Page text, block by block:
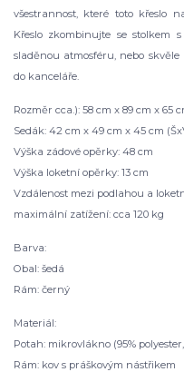
všestrannost, které toto křeslo
Křeslo zkombinujte se stolkem
sladěnou atmosféru, nebo
do kanceláře.
Rozměr cca.): 58 cm x 89 cm x 65
Sedák: 42 cm x 49 cm x 45 cm
Výška zádové opěrky: 48 cm
Výška loketní opěrky: 13 cm
Vzdálenost mezi podlahou a
maximální zatížení: cca 120 kg
Barva:
Obal: šedá
Rám: černý
Materiál:
Potah: mikrovlákno (95%
Rám: kov s práškovým nástřikem